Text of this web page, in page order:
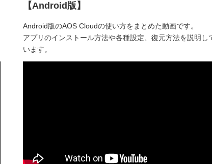
【Android版】
Android版のAOS Cloudの使い方をまとめた動画です。
アプリのインストール方法や各種設定、復元方法を説明し
います。